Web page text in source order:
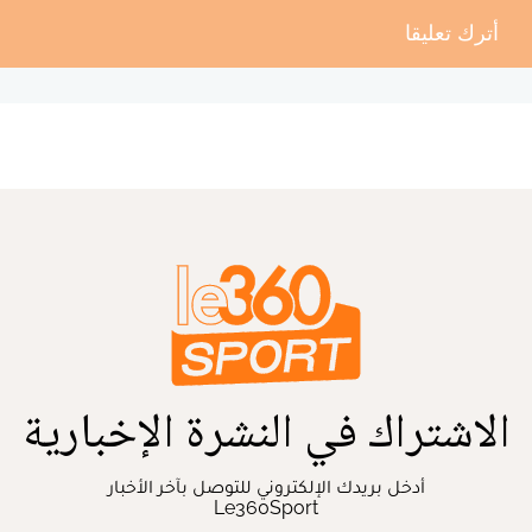
أترك تعليقا
الاشتراك في النشرة الإخبارية
أدخل بريدك الإلكتروني للتوصل بآخر الأخبار
Le360Sport